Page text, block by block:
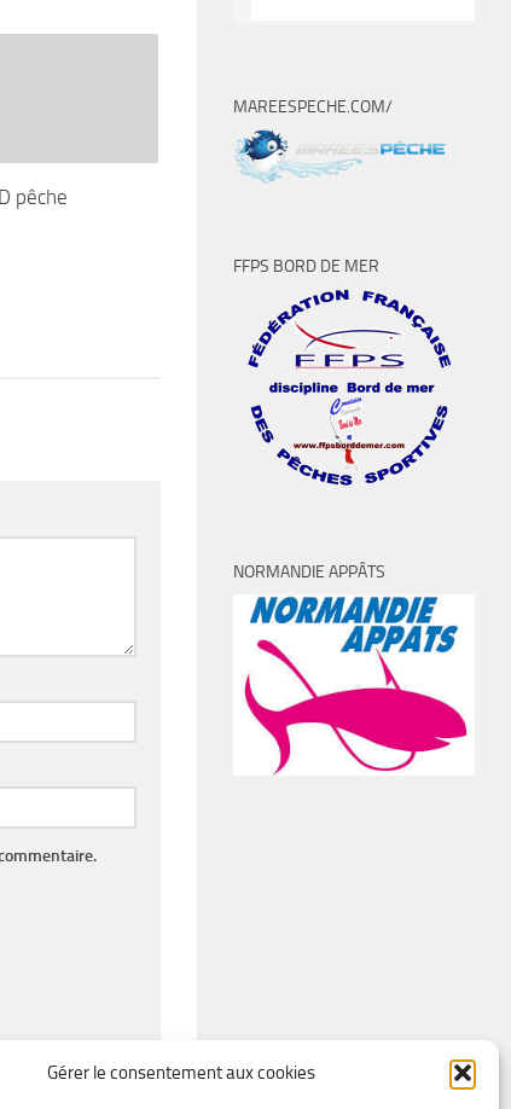
Gérer le consentement aux cookies
pêche
MAREESPECHE.COM/
FFPS BORD DE MER
NORMANDIE APPÂTS